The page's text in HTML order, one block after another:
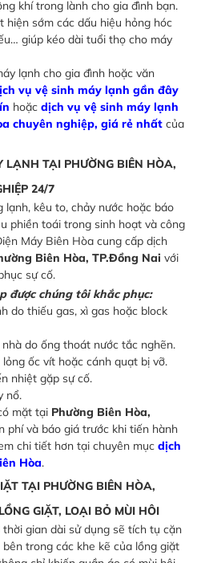
khí trong lành cho gia đình bạn.
hiện sớm các dấu hiệu hỏng hóc
giúp kéo dài tuổi thọ cho máy
lạnh cho gia đình hoặc văn
vụ vệ sinh máy lạnh gần đây
hoặcdịch vụ vệ sinh máy lạnh
chuyên nghiệp, giá rẻ nhất của
LẠNH TẠI PHƯỜNG BIÊN HÒA,
24/7
lạnh, kêu to, chảy nước hoặc báo
phiền toái trong sinh hoạt và công
Máy Biên Hòa cung cấp dịch
Biên Hòa, TP.Đồng Nai với
sự cố.
được chúng tôi khắc phục:
do thiếu gas, xì gas hoặc block
do ống thoát nước tắc nghẽn.
ốc vít hoặc cánh quạt bị vỡ.
nhiệt gặp sự cố.
nổ.
mặt tại Phường Biên Hòa,
phí và báo giá trước khi tiến hành
chi tiết hơn tại chuyên mụcdịch
Hòa.
TẠI PHƯỜNG BIÊN HÒA,
GIẶT, LOẠI BỎ MÙI HÔI
gian dài sử dụng sẽ tích tụ cặn
trong các khe kẽ của lồng giặt